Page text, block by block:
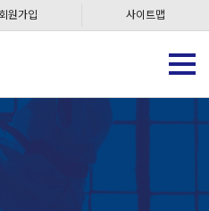
원가입 사이트맵